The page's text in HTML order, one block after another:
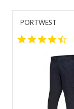
PORTWEST